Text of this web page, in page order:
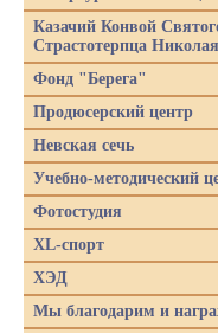
Казачий Конвой
Страстотерпца
Фонд "Берега"
Продюсерский центр
Невская сечь
Учебно-методический
Фотостудия
XL-спорт
ХЭД
Мы благодарим и